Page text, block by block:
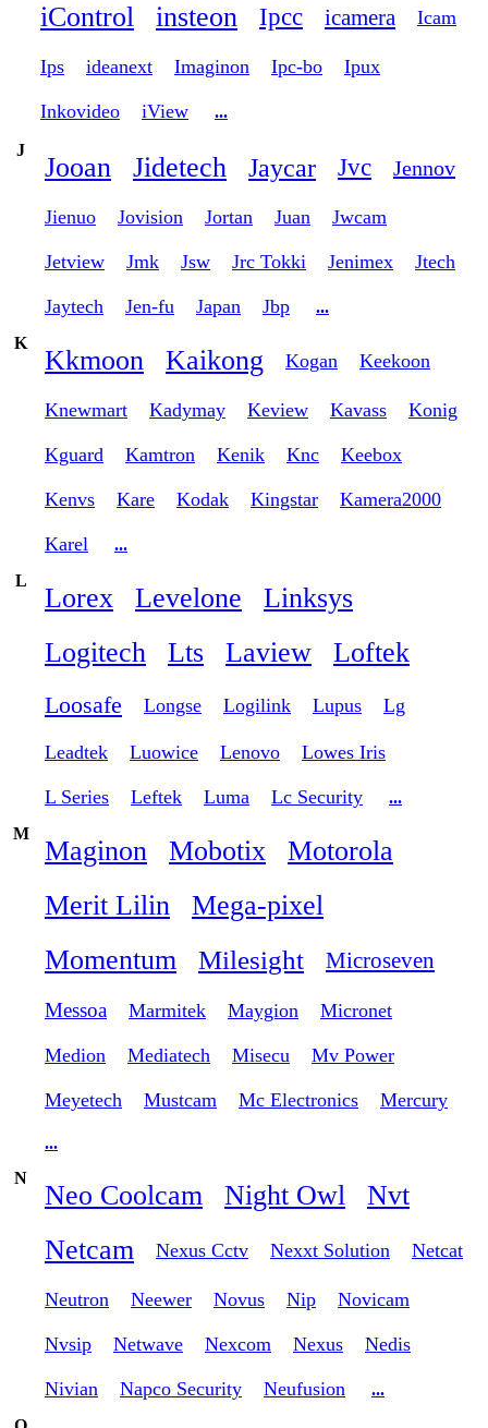
iControl
insteon Ipcc icamera Icam
Ips ideanext Imaginon Ipc-bo Ipux
Inkovideo iView ...
J
Jooan Jidetech Jaycar Jvc Jennov
Jienuo Jovision Jortan Juan Jwcam
Jetview Jmk Jsw Jrc Tokki Jenimex Jtech
Jaytech Jen-fu Japan Jbp
...
K
Kkmoon Kaikong Kogan Keekoon
Knewmart Kadymay Keview Kavass Konig
Kguard Kamtron Kenik Knc Keebox
Kenvs Kare Kodak Kingstar Kamera2000
Karel
...
L
Lorex Levelone
Linksys
Logitech
Lts Laview Loftek
Loosafe Longse Logilink Lupus Lg
Leadtek Luowice Lenovo Lowes Iris
L Series Leftek Luma Lc Security
...
M
Maginon Mobotix
Motorola
Merit Lilin
Mega-pixel
Momentum
Milesight Microseven
Messoa Marmitek Maygion Micronet
Medion Mediatech Misecu Mv Power
Meyetech Mustcam Mc Electronics Mercury
...
N
Neo Coolcam Night Owl
Nvt
Netcam
Nexus Cctv Nexxt Solution Netcat
Neutron Neewer Novus Nip Novicam
Nvsip Netwave Nexcom Nexus Nedis
Nivian Napco Security Neufusion
...